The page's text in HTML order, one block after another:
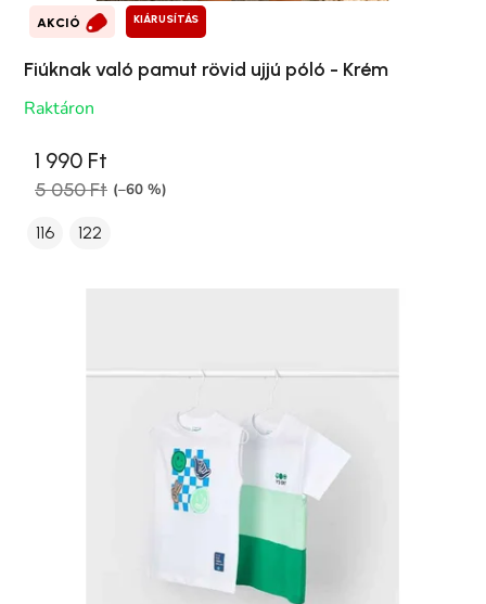
AKCIÓ KIÁRUSÍTÁS
Fiúknak való pamut rövid ujjú póló - Krém
Raktáron
1 990 Ft
5 050 Ft (–60 %)
116 122